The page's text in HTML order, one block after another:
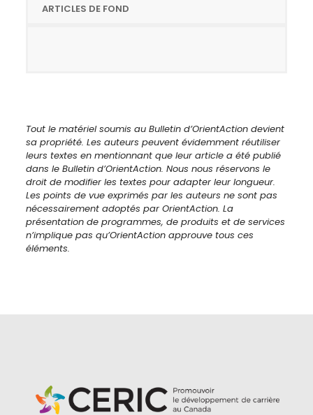
ARTICLES DE FOND
Tout le matériel soumis au Bulletin d’OrientAction devient
sa propriété. Les auteurs peuvent évidemment réutiliser
leurs textes en mentionnant que leur article a été publié
dans le Bulletin d’OrientAction. Nous nous réservons le
droit de modifier les textes pour adapter leur longueur.
Les points de vue exprimés par les auteurs ne sont pas
nécessairement adoptés par OrientAction. La
présentation de programmes, de produits et de services
n’implique pas qu’OrientAction approuve tous ces
éléments.